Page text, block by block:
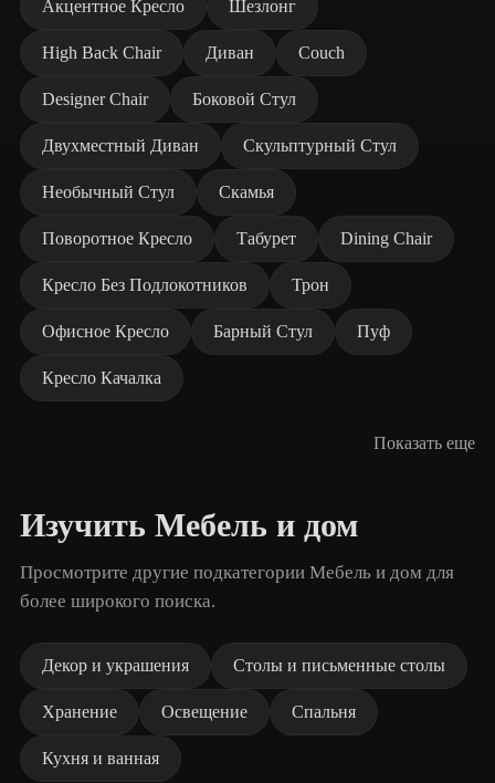
Акцентное Кресло Шезлонг
High Back Chair Диван Couch
Designer Chair Боковой Стул
Двухместный Диван Скульптурный Стул
Необычный Стул Скамья
Поворотное Кресло Табурет Dining Chair
Кресло Без Подлокотников Трон
Офисное Кресло Барный Стул Пуф
Кресло Качалка
Показать еще
Изучить Мебель и дом
Просмотрите другие подкатегории Мебель и дом для
более широкого поиска.
Декор и украшения Столы и письменные столы
Хранение Освещение Спальня
Кухня и ванная